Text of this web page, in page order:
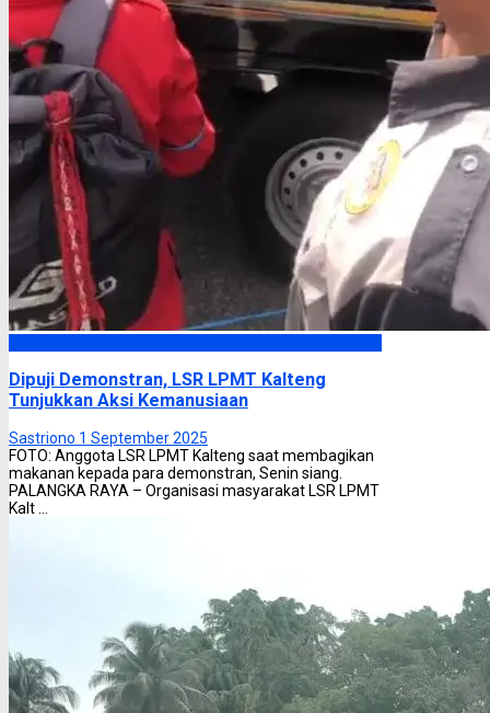
Dipuji Demonstran, LSR LPMT Kalteng
Tunjukkan Aksi Kemanusiaan
Sastriono 1 September 2025
FOTO: Anggota LSR LPMT Kalteng saat membagikan
makanan kepada para demonstran, Senin siang.
PALANGKA RAYA – Organisasi masyarakat LSR LPMT
Kalt ...